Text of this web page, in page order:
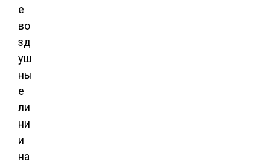
е
во
зд
уш
ны
е
ли
ни
и
на